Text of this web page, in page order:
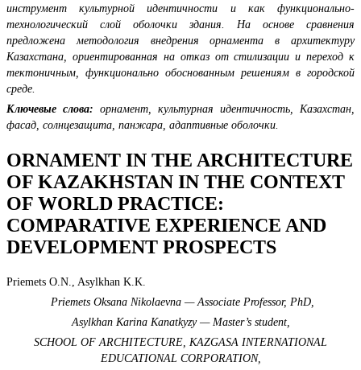
инструмент культурной идентичности и как функционально-
технологический слой оболочки здания. На основе сравнения
предложена методология внедрения орнамента в архитектуру
Казахстана, ориентированная на отказ от стилизации и переход к
тектоничным, функционально обоснованным решениям в городской
среде.
Ключевые слова: орнамент, культурная идентичность, Казахстан,
фасад, солнцезащита, панжара, адаптивные оболочки.
ORNAMENT IN THE ARCHITECTURE
OF KAZAKHSTAN IN THE CONTEXT
OF WORLD PRACTICE:
COMPARATIVE EXPERIENCE AND
DEVELOPMENT PROSPECTS
Priemets O.N., Asylkhan K.K.
Priemets Oksana Nikolaevna — Associate Professor, PhD,
Asylkhan Karina Kanatkyzy — Master’s student,
SCHOOL OF ARCHITECTURE, KAZGASA INTERNATIONAL
EDUCATIONAL CORPORATION,